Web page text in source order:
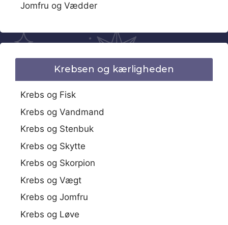
Jomfru og Vædder
Krebsen og kærligheden
Krebs og Fisk
Krebs og Vandmand
Krebs og Stenbuk
Krebs og Skytte
Krebs og Skorpion
Krebs og Vægt
Krebs og Jomfru
Krebs og Løve